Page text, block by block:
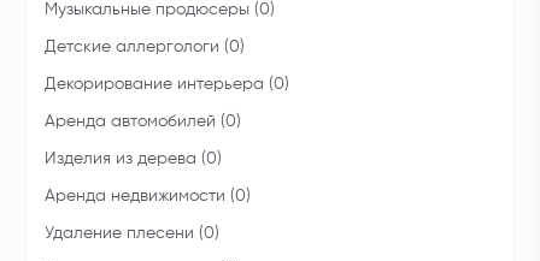
Музыкальные продюсеры (0)
Детские аллергологи (0)
Декорирование интерьера (0)
Аренда автомобилей (0)
Изделия из дерева (0)
Аренда недвижимости (0)
Удаление плесени (0)